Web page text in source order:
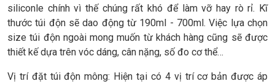
siliconle chính vì thế chúng rất khó để làm vỡ hay rò rỉ. Kĩ
thước túi độn sẽ dao động từ 190ml - 700ml. Việc lựa chọn
size túi độn ngoài mong muốn từ khách hàng cũng sẽ được
thiết kế dựa trên vóc dáng, cân nặng, số đo cơ thể…
Vị trí đặt túi độn mông: Hiện tại có 4 vị trí cơ bản được áp